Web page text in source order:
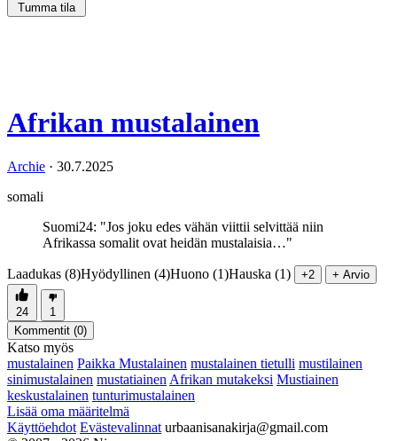
Tumma tila
Afrikan mustalainen
Archie · 30.7.2025
somali
Suomi24: "Jos joku edes vähän viittii selvittää niin
Afrikassa somalit ovat heidän mustalaisia…"
Laadukas (8)Hyödyllinen (4)Huono (1)Hauska (1) +2 + Arvio
24
1
Kommentit (0)
Katso myös
mustalainen Paikka Mustalainen mustalainen tietulli mustilainen
sinimustalainen mustatiainen Afrikan mutakeksi Mustiainen
keskustalainen tunturimustalainen
Lisää oma määritelmä
Käyttöehdot Evästevalinnat urbaanisanakirja@gmail.com